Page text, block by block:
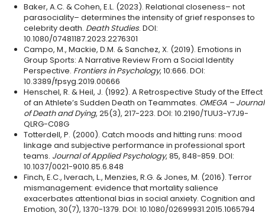
Baker, A.C. & Cohen, E.L. (2023). Relational closeness– not
parasociality– determines the intensity of grief responses to
celebrity death. Death Studies. DOI:
10.1080/07481187.2023.2276301
Campo, M., Mackie, D.M. & Sanchez, X. (2019). Emotions in
Group Sports: A Narrative Review From a Social Identity
Perspective. Frontiers in Psychology, 10:666. DOI:
10.3389/fpsyg.2019.00666
Henschel, R. & Heil, J. (1992). A Retrospective Study of the Effect
of an Athlete’s Sudden Death on Teammates. OMEGA – Journal
of Death and Dying, 25(3), 217-223. DOI: 10.2190/TUU3-Y7J9-
QLRG-C08G
Totterdell, P. (2000). Catch moods and hitting runs: mood
linkage and subjective performance in professional sport
teams. Journal of Applied Psychology, 85, 848-859. DOI:
10.1037/0021-9010.85.6.848
Finch, E.C., Iverach, L., Menzies, R.G. & Jones, M. (2016). Terror
mismanagement: evidence that mortality salience
exacerbates attentional bias in social anxiety. Cognition and
Emotion, 30(7), 1370-1379. DOI: 10.1080/02699931.2015.1065794